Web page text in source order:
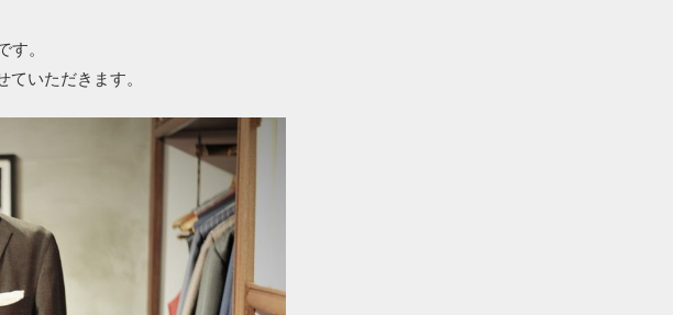
す。
いただきます。